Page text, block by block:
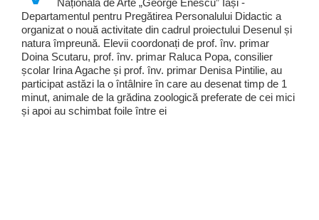
Națională de Arte „George Enescu” Iași -
Departamentul pentru Pregătirea Personalului Didactic a
organizat o nouă activitate din cadrul proiectului Desenul și
natura împreună. Elevii coordonați de prof. înv. primar
Doina Scutaru, prof. înv. primar Raluca Popa, consilier
școlar Irina Agache și prof. înv. primar Denisa Pintilie, au
participat astăzi la o întâlnire în care au desenat timp de 1
minut, animale de la grădina zoologică preferate de cei mici
și apoi au schimbat foile între ei